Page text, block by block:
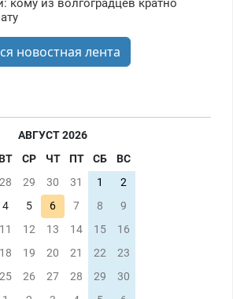
из волгоградцев кратно
новостная лента
АВГУСТ 2026
СР ЧТ ПТ СБ
ВС
28 29 30 31 1
2
4 5 6 7 8
9
11 12 13 14 15
16
18 19 20 21 22
23
25 26 27 28 29
30